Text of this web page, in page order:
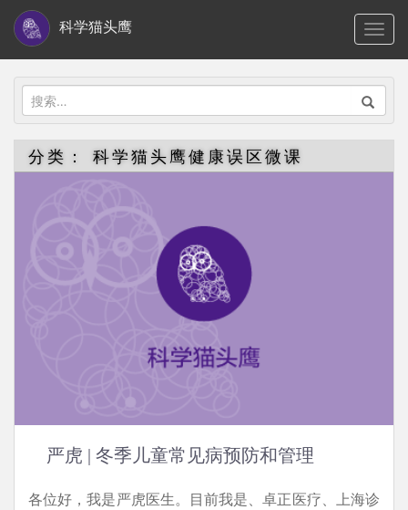
i
科学猫头鹰
搜
索：
分类： 科学猫头鹰健康误区微课
严虎 | 冬季儿童常见病预防和管理
各位好，我是严虎医生。目前我是、卓正医疗、上海诊